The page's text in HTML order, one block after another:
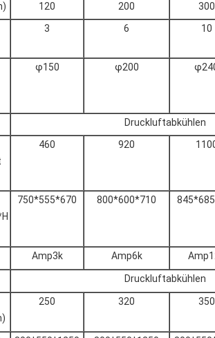
120 200
300
3 6 10
φ150 φ200
Druckluftabkühlen
460 920
750*555*670 800*600*710
Amp3k Amp6k
Druckluftabkühlen
250 320 350